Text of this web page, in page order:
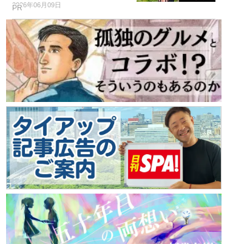
2026年06月09日
PR